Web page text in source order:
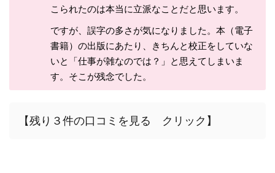
こられたのは本当に立派なことだと思います。
ですが、誤字の多さが気になりました。本（電子
書籍）の出版にあたり、きちんと校正をしていな
いと「仕事が雑なのでは？」と思えてしまいま
す。そこが残念でした。
【残り３件の口コミを見る クリック】